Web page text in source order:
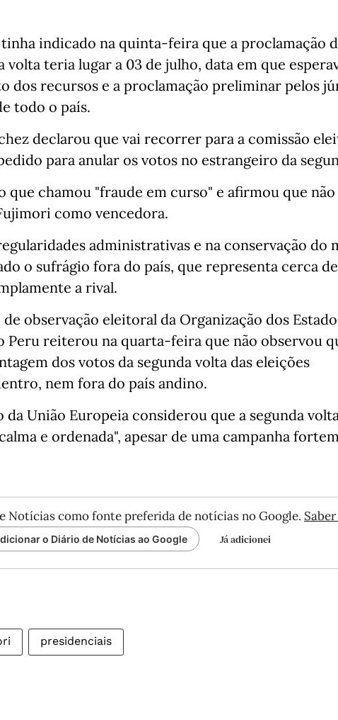
indicado na quinta-feira que a proclamação
volta teria lugar a 03 de julho, data em que
dos recursos e a proclamação preliminar pelos
todo o país.
declarou que vai recorrer para a comissão
para anular os votos no estrangeiro da
que chamou "fraude em curso" e afirmou que não
como vencedora.
administrativas e na conservação do
o sufrágio fora do país, que representa cerca
a rival.
observação eleitoral da Organização dos
Peru reiterou na quarta-feira que não observou
dos votos da segunda volta das eleições
nem fora do país andino.
da União Europeia considerou que a segunda
e ordenada", apesar de uma campanha
Notícias como fonte preferida de notícias no Google.
o Diário de Notícias ao Google Já adicionei
presidenciais